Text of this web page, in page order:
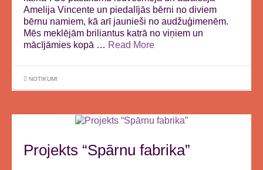
Amelija Vincente un piedalījās bērni no diviem
bērnu namiem, kā arī jaunieši no audžuģimenēm.
Mēs meklējām briliantus katrā no viņiem un
mācījāmies kopā … Read More
NOTIKUMI
Projekts “Spārnu fabrika”